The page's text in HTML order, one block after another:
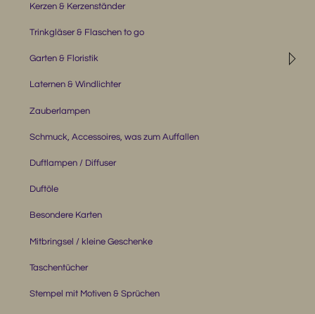
Kerzen & Kerzenständer
Trinkgläser & Flaschen to go
◹
Garten & Floristik
Laternen & Windlichter
Zauberlampen
Schmuck, Accessoires, was zum Auffallen
Duftlampen / Diffuser
Duftöle
Besondere Karten
Mitbringsel / kleine Geschenke
Taschentücher
Stempel mit Motiven & Sprüchen